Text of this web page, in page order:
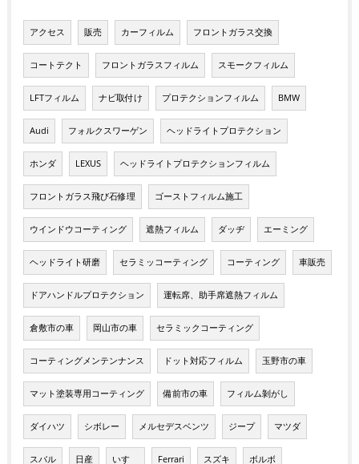
アクセス 販売 カーフィルム フロントガラス交換
コートテクト フロントガラスフィルム スモークフィルム
LFTフィルム ナビ取付け プロテクションフィルム BMW
Audi フォルクスワーゲン ヘッドライトプロテクション
ホンダ LEXUS ヘッドライトプロテクションフィルム
フロントガラス飛び石修理 ゴーストフィルム施工
ウインドウコーティング 遮熱フィルム ダッヂ エーミング
ヘッドライト研磨 セラミッコーティング コーティング 車販売
ドアハンドルプロテクション 運転席、助手席遮熱フィルム
倉敷市の車 岡山市の車 セラミックコーティング
コーティングメンテンナンス ドット対応フィルム 玉野市の車
マット塗装専用コーティング 備前市の車 フィルム剝がし
ダイハツ シボレー メルセデスベンツ ジープ マツダ
スバル 日産 いすゞ Ferrari スズキ ボルボ